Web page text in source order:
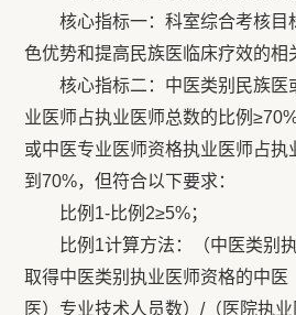
核心指标一：科室综合考核目
色优势和提高民族医临床疗效的相
核心指标二：中医类别民族医
业医师占执业医师总数的比例
或中医专业医师资格执业医师占执
到70%，但符合以下要求：
比例1-比例2≥5%；
比例1计算方法：（中医类别执
取得中医类别执业医师资格的中医
医）专业技术人员数）/（医院执